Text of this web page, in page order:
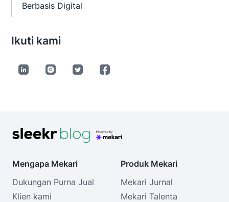
Berbasis Digital
Ikuti kami
Mengapa Mekari
Dukungan Purna Jual
Klien kami
Produk Mekari
Mekari Jurnal
Mekari Talenta